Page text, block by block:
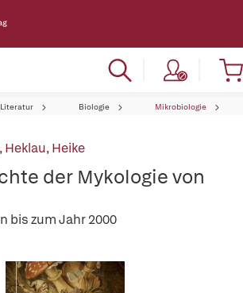
Biologie Mikrobiologie
,Heklau, Heike
der Mykologie von
bis zum Jahr 2000